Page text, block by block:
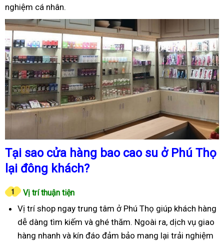
nghiệm cá nhân.
Tại sao cửa hàng bao cao su ở Phú Thọ
lại đông khách?
Vị trí thuận tiện
Vị trí shop ngay trung tâm ở Phú Thọ giúp khách hàng
dễ dàng tìm kiếm và ghé thăm. Ngoài ra, dịch vụ giao
hàng nhanh và kín đáo đảm bảo mang lại trải nghiệm